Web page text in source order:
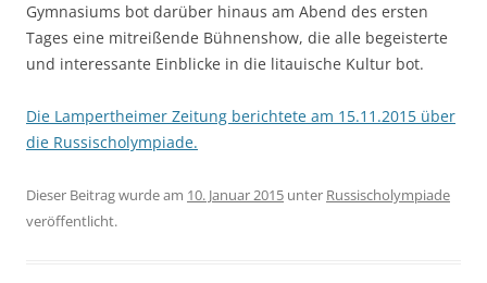
Gymnasiums bot darüber hinaus am Abend des ersten
Tages eine mitreißende Bühnenshow, die alle begeisterte
und interessante Einblicke in die litauische Kultur bot.
Die Lampertheimer Zeitung berichtete am 15.11.2015 über
die Russischolympiade.
Dieser Beitrag wurde am 10. Januar 2015 unter Russischolympiade
veröffentlicht.